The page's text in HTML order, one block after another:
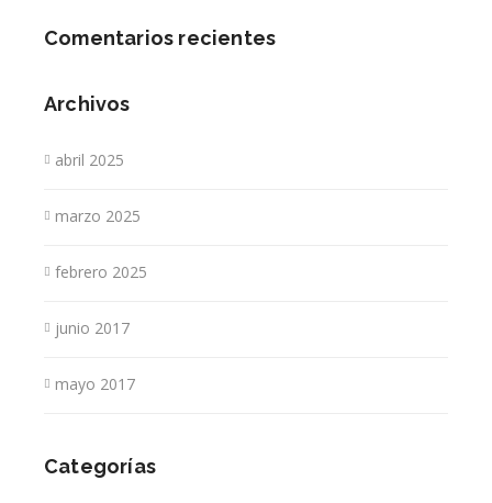
Comentarios recientes
Archivos
abril 2025
marzo 2025
febrero 2025
junio 2017
mayo 2017
Categorías